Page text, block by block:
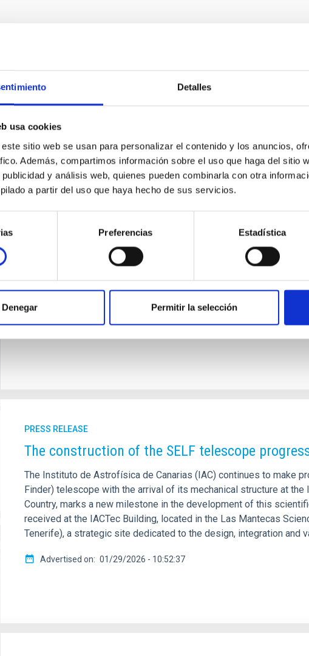
Detalles
usa cookies
sitio web se usan para personalizar el contenido y los anuncios,
Además, compartimos información sobre el uso que haga del sitio
y análisis web, quienes pueden combinarla con otra
a partir del uso que haya hecho de sus servicios.
Preferencias Estadística
Denegar Permitir la selección
- empresarial
instrumentación científica avanzada
PRESS RELEASE
The international BEARD project, led from the Instituto de
has used data from several telescopes at the Roque de los
galaxies similar to the Milky Way have managed to survive the
model for the evolution of the universe predicts an epoch
Advertised on 05/20/2026 - 14:09:54
PRESS RELEASE
The construction of the SELF telescope
The Instituto de Astrofísica de Canarias (IAC) continues to make
Finder) telescope with the arrival of its mechanical structure at
Country, marks a new milestone in the development of this
received at the IACTec Building, located in the Las Mantecas
Tenerife), a strategic site dedicated to the design, integration and
Advertised on 01/29/2026 - 10:52:37